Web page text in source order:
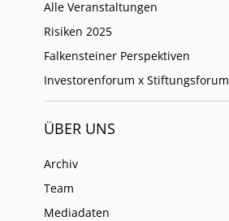
Alle Veranstaltungen
Risiken 2025
Falkensteiner Perspektiven
Investorenforum x Stiftungsforum
ÜBER UNS
Archiv
Team
Mediadaten